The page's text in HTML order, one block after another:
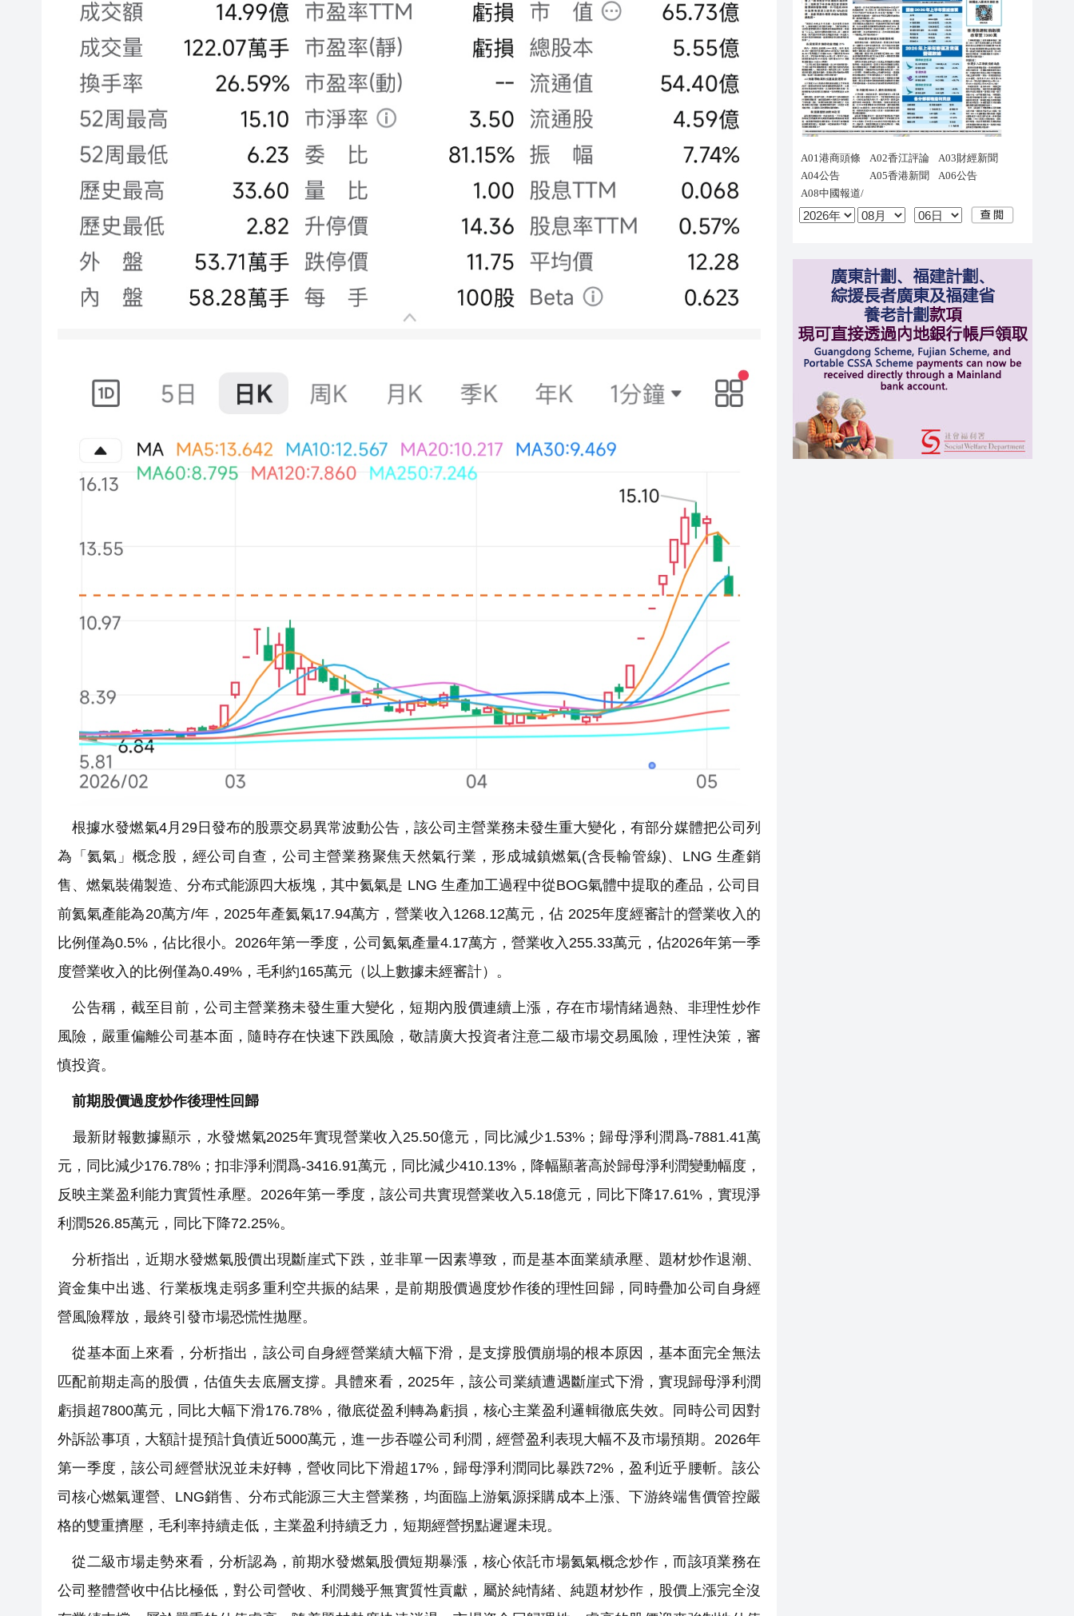
根據水發燃氣4月29日發布的股票交易異常波動公告，該公司主營業務未發生重大變化，有部分媒體把公司列
為「氦氣」概念股，經公司自查，公司主營業務聚焦天然氣行業，形成城鎮燃氣(含長輸管線)、LNG 生產銷
售、燃氣裝備製造、分布式能源四大板塊，其中氦氣是 LNG 生產加工過程中從BOG氣體中提取的產品，公司目
前氦氣產能為20萬方/年，2025年產氦氣17.94萬方，營業收入1268.12萬元，佔 2025年度經審計的營業收入的
比例僅為0.5%，佔比很小。2026年第一季度，公司氦氣產量4.17萬方，營業收入255.33萬元，佔2026年第一季
度營業收入的比例僅為0.49%，毛利約165萬元（以上數據未經審計）。
公告稱，截至目前，公司主營業務未發生重大變化，短期內股價連續上漲，存在市場情緒過熱、非理性炒作
風險，嚴重偏離公司基本面，隨時存在快速下跌風險，敬請廣大投資者注意二級市場交易風險，理性決策，審
慎投資。
前期股價過度炒作後理性回歸
最新財報數據顯示，水發燃氣2025年實現營業收入25.50億元，同比減少1.53%；歸母淨利潤爲-7881.41萬
元，同比減少176.78%；扣非淨利潤爲-3416.91萬元，同比減少410.13%，降幅顯著高於歸母淨利潤變動幅度，
反映主業盈利能力實質性承壓。2026年第一季度，該公司共實現營業收入5.18億元，同比下降17.61%，實現淨
利潤526.85萬元，同比下降72.25%。
分析指出，近期水發燃氣股價出現斷崖式下跌，並非單一因素導致，而是基本面業績承壓、題材炒作退潮、
資金集中出逃、行業板塊走弱多重利空共振的結果，是前期股價過度炒作後的理性回歸，同時疊加公司自身經
營風險釋放，最終引發市場恐慌性拋壓。
從基本面上來看，分析指出，該公司自身經營業績大幅下滑，是支撐股價崩塌的根本原因，基本面完全無法
匹配前期走高的股價，估值失去底層支撐。具體來看，2025年，該公司業績遭遇斷崖式下滑，實現歸母淨利潤
虧損超7800萬元，同比大幅下滑176.78%，徹底從盈利轉為虧損，核心主業盈利邏輯徹底失效。同時公司因對
外訴訟事項，大額計提預計負債近5000萬元，進一步吞噬公司利潤，經營盈利表現大幅不及市場預期。2026年
第一季度，該公司經營狀況並未好轉，營收同比下滑超17%，歸母淨利潤同比暴跌72%，盈利近乎腰斬。該公
司核心燃氣運營、LNG銷售、分布式能源三大主營業務，均面臨上游氣源採購成本上漲、下游終端售價管控嚴
格的雙重擠壓，毛利率持續走低，主業盈利持續乏力，短期經營拐點遲遲未現。
從二級市場走勢來看，分析認為，前期水發燃氣股價短期暴漲，核心依託市場氦氣概念炒作，而該項業務在
公司整體營收中佔比極低，對公司營收、利潤幾乎無實質性貢獻，屬於純情緒、純題材炒作，股價上漲完全沒